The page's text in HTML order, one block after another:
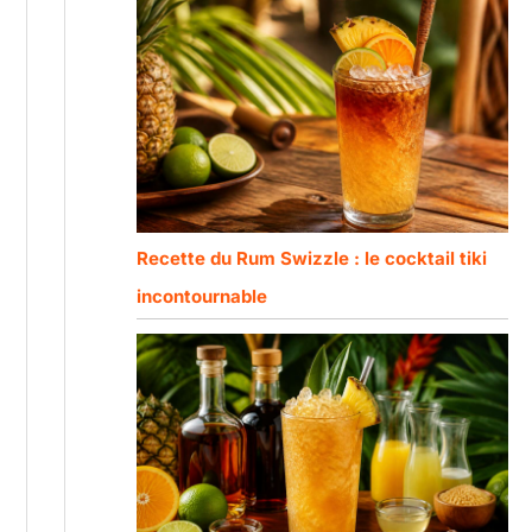
Recette du Rum Swizzle : le cocktail tiki
incontournable